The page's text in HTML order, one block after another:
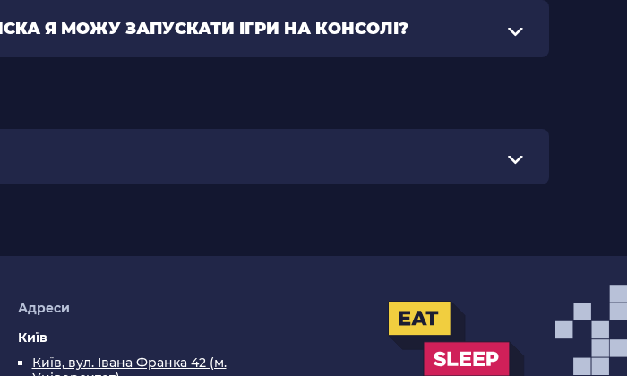
Я МОЖУ ЗАПУСКАТИ ІГРИ НА КОНСОЛІ?
Адреси
Київ
Київ, вул. Івана Франка 42 (м.